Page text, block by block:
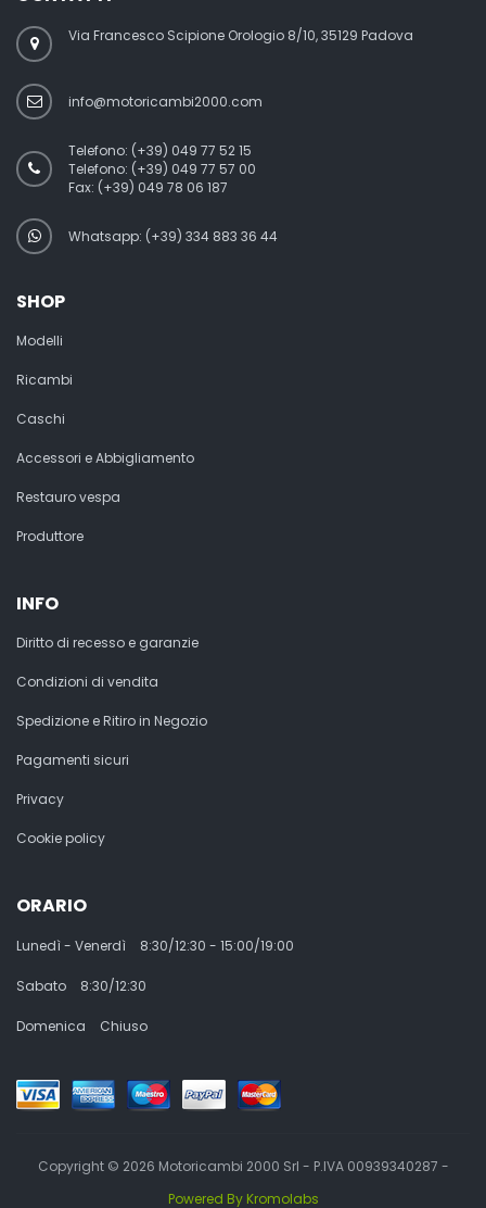
Via Francesco Scipione Orologio 8/10, 35129 Padova
info@motoricambi2000.com
Telefono: (+39) 049 77 52 15
Telefono: (+39) 049 77 57 00
Fax: (+39) 049 78 06 187
Whatsapp: (+39) 334 883 36 44
SHOP
Modelli
Ricambi
Caschi
Accessori e Abbigliamento
Restauro vespa
Produttore
INFO
Diritto di recesso e garanzie
Condizioni di vendita
Spedizione e Ritiro in Negozio
Pagamenti sicuri
Privacy
Cookie policy
ORARIO
Lunedì - Venerdì 8:30/12:30 - 15:00/19:00
Sabato 8:30/12:30
Domenica Chiuso
Copyright © 2026 Motoricambi 2000 Srl - P.IVA 00939340287 -
Powered By Kromolabs